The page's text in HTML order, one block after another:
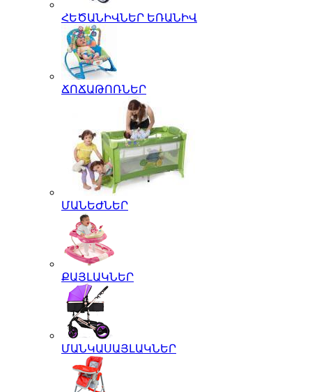
ՀԵԾԱՆԻՎՆԵՐ ԵՌԱՆԻՎ
ՃՈՃԱԹՈՌՆԵՐ
ՄԱՆԵԺՆԵՐ
ՔԱՅԼԱԿՆԵՐ
ՄԱՆԿԱՍԱՅԼԱԿՆԵՐ